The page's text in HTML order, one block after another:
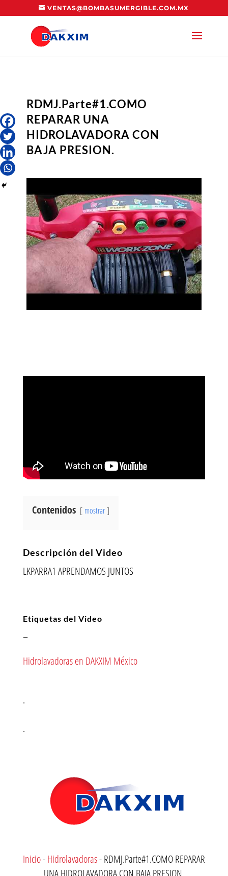
VENTAS@BOMBASUMERGIBLE.COM.MX
RDMJ.Parte#1.COMO
REPARAR UNA
HIDROLAVADORA CON
BAJA PRESION.
Contenidos mostrar
Descripción del Video
LKPARRA1 APRENDAMOS JUNTOS
Etiquetas del Video
–
Hidrolavadoras en DAKXIM México
.
.
Inicio-Hidrolavadoras-RDMJ.Parte#1.COMO REPARAR
UNA HIDROLAVADORA CON BAJA PRESION.